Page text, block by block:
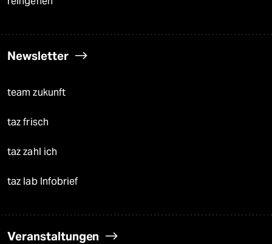
Newsletter
team zukunft
taz frisch
taz zahl ich
taz lab Infobrief
Veranstaltungen